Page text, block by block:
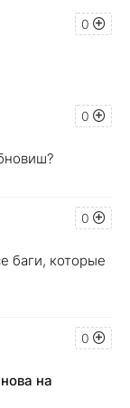
0
0
0
баги, которые
0
на